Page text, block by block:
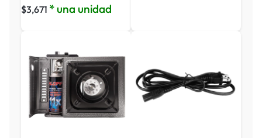
$3,671 * una unidad